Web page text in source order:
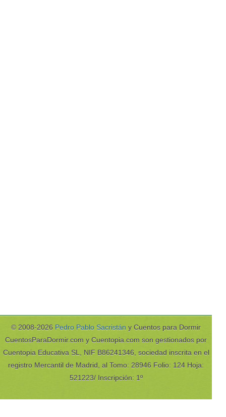
© 2008-2026 Pedro Pablo Sacristán y Cuentos para Dormir
CuentosParaDormir.com y Cuentopia.com son gestionados por
Cuentopia Educativa SL, NIF B86241346, sociedad inscrita en el
registro Mercantil de Madrid, al Tomo: 28946 Folio: 124 Hoja:
521223/ Inscripción: 1º